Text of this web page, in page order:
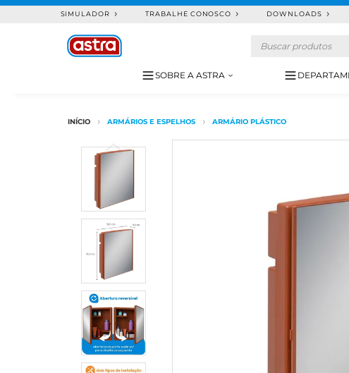
SIMULADOR TRABALHE CONOSCO DOWNLOADS
SOBRE A ASTRA
ARMÁRIOS E ESPELHOS ARMÁRIO PLÁSTICO